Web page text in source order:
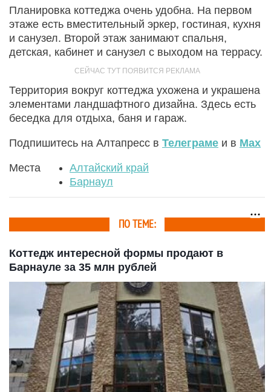
Планировка коттеджа очень удобна. На первом
этаже есть вместительный эркер, гостиная, кухня
и санузел. Второй этаж занимают спальня,
детская, кабинет и санузел с выходом на террасу.
Территория вокруг коттеджа ухожена и украшена
элементами ландшафтного дизайна. Здесь есть
беседка для отдыха, баня и гараж.
Подпишитесь на Алтапресс в Телеграме и в Max
Места
Алтайский край
Барнаул
ПО ТЕМЕ:
Коттедж интересной формы продают в
Барнауле за 35 млн рублей